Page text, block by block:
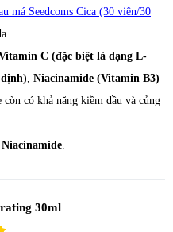
má Seedcoms Cica (30 viên/30
C (đặc biệt là dạng L-
, Niacinamide (Vitamin B3)
có khả năng kiềm dầu và củng
Niacinamide.
30ml